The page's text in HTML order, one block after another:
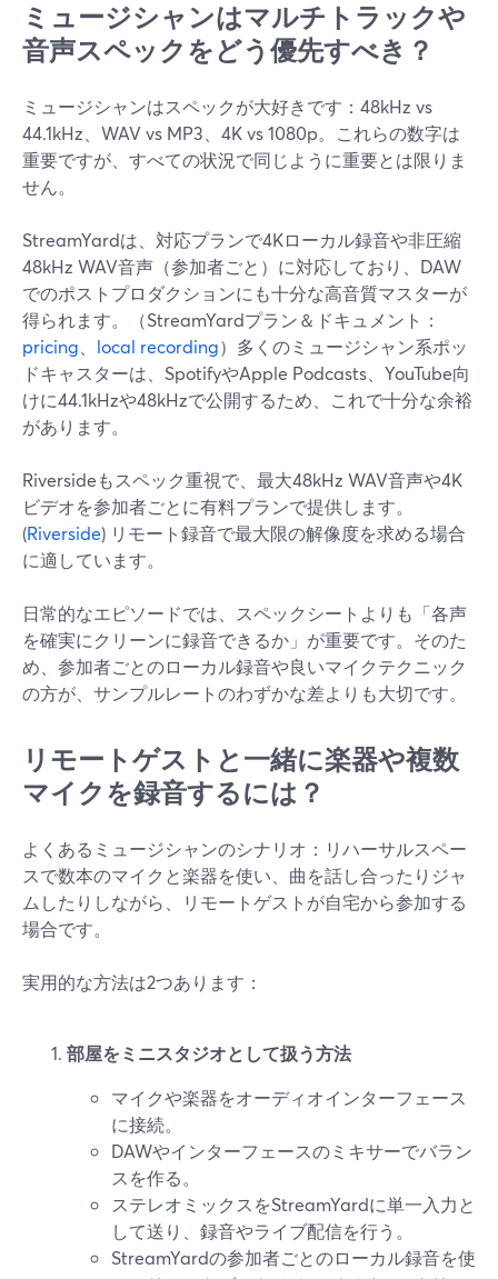
ミュージシャンはマルチトラックや
音声スペックをどう優先すべき？
ミュージシャンはスペックが大好きです：48kHz vs
44.1kHz、WAV vs MP3、4K vs 1080p。これらの数字は
重要ですが、すべての状況で同じように重要とは限りま
せん。
StreamYardは、対応プランで4Kローカル録音や非圧縮
48kHz WAV音声（参加者ごと）に対応しており、DAW
でのポストプロダクションにも十分な高音質マスターが
得られます。（StreamYardプラン＆ドキュメント：
pricing
local recording）多くのミュージシャン系ポッ
ドキャスターは、SpotifyやApple Podcasts、YouTube向
けに44.1kHzや48kHzで公開するため、これで十分な余裕
があります。
Riversideもスペック重視で、最大48kHz WAV音声や4K
ビデオを参加者ごとに有料プランで提供します。
(Riverside) リモート録音で最大限の解像度を求める場合
に適しています。
日常的なエピソードでは、スペックシートよりも「各声
を確実にクリーンに録音できるか」が重要です。そのた
め、参加者ごとのローカル録音や良いマイクテクニック
の方が、サンプルレートのわずかな差よりも大切です。
リモートゲストと一緒に楽器や複数
マイクを録音するには？
よくあるミュージシャンのシナリオ：リハーサルスペー
スで数本のマイクと楽器を使い、曲を話し合ったりジャ
ムしたりしながら、リモートゲストが自宅から参加する
場合です。
実用的な方法は2つあります：
部屋をミニスタジオとして扱う方法
マイクや楽器をオーディオインターフェース
に接続。
DAWやインターフェースのミキサーでバラン
スを作る。
ステレオミックスをStreamYardに単一入力と
して送り、録音やライブ配信を行う。
StreamYardの参加者ごとのローカル録音を使